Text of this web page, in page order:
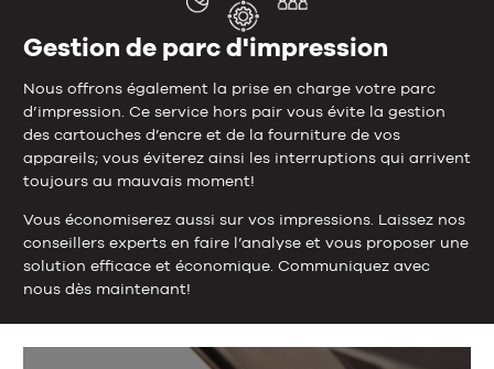
Gestion de parc d'impression
Nous offrons également la prise en charge votre parc
d’impression. Ce service hors pair vous évite la gestion
des cartouches d’encre et de la fourniture de vos
appareils; vous éviterez ainsi les interruptions qui arrivent
toujours au mauvais moment!
Vous économiserez aussi sur vos impressions. Laissez nos
conseillers experts en faire l’analyse et vous proposer une
solution efficace et économique. Communiquez avec
nous dès maintenant!